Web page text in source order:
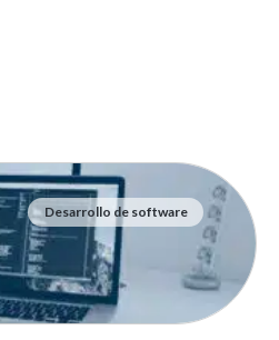
Desarrollo de software
mejorar la
funcionalidad y
estructura de
la web, en
base a cómo la
usas.
_ga | _gid |